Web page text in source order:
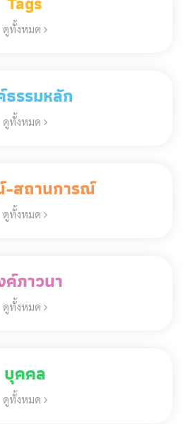
ดูทั้งหมด
ธรรมหลัก
ดูทั้งหมด
-สถานการณ์
ดูทั้งหมด
ค์ภาวนา
ดูทั้งหมด
บุคคล
ดูทั้งหมด